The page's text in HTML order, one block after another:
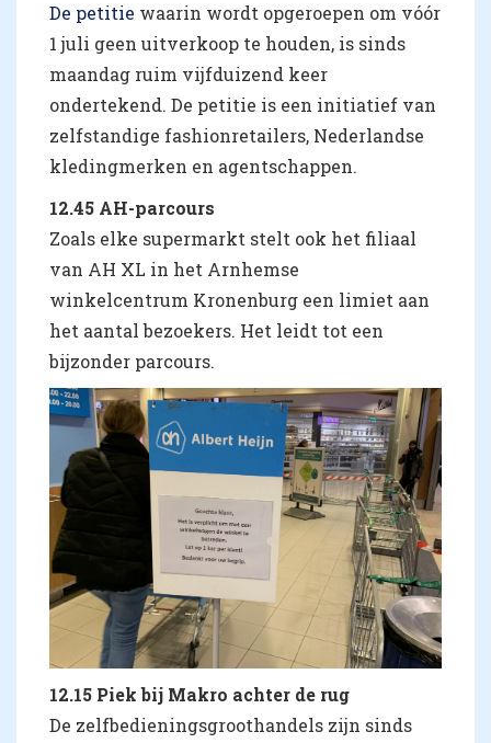
De petitie waarin wordt opgeroepen om vóór
1 juli geen uitverkoop te houden, is sinds
maandag ruim vijfduizend keer
ondertekend. De petitie is een initiatief van
zelfstandige fashionretailers, Nederlandse
kledingmerken en agentschappen.
12.45 AH-parcours
Zoals elke supermarkt stelt ook het filiaal
van AH XL in het Arnhemse
winkelcentrum Kronenburg een limiet aan
het aantal bezoekers. Het leidt tot een
bijzonder parcours.
12.15 Piek bij Makro achter de rug
De zelfbedieningsgroothandels zijn sinds